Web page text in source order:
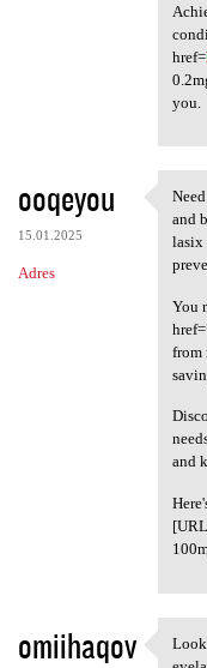
href=
you.
ooqeyou
15.01.2025
Adres
and
lasix
You
from
and
omiihaqov